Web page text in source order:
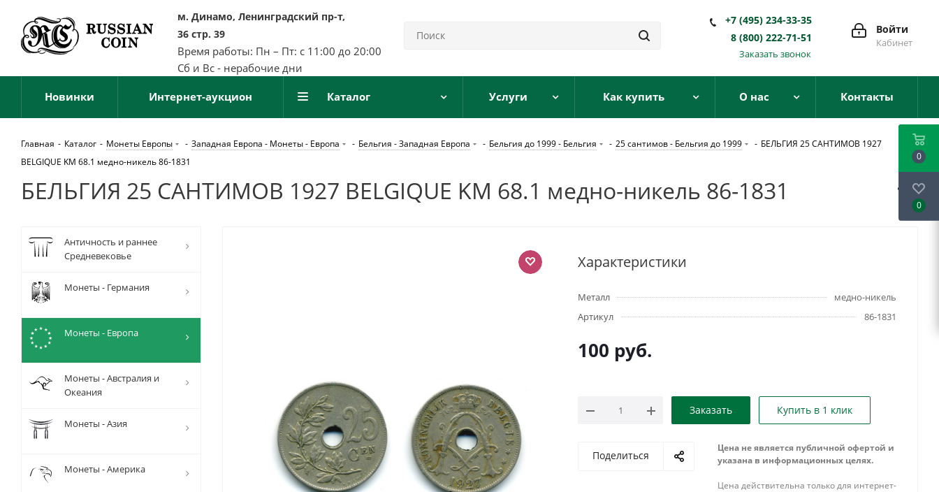
м. Динамо, Ленинградский пр-т,
36 стр. 39
Время работы: Пн – Пт: с 11:00 до 20:00
Сб и Вс - нерабочие дни
Войти
Кабинет
+7 (495) 234-33-35
8 (800) 222-71-51
Заказать звонок
Новинки Интернет-аукцион Каталог Услуги Как купить О нас Контакты
Главная - Каталог - Монеты Европы - Западная Европа - Монеты - Европа - Бельгия - Западная Европа - Бельгия до 1999 - Бельгия - 25 сантимов - Бельгия до 1999 - БЕЛЬГИЯ 25 САНТИМОВ 1927
BELGIQUE KM 68.1 медно-никель 86-1831
БЕЛЬГИЯ 25 САНТИМОВ 1927 BELGIQUE KM 68.1 медно-никель 86-1831
Характеристики
Металл
медно-никель
Артикул
86-1831
100 руб.
Заказать Купить в 1 клик
Поделиться
Цена не является публичной офертой и
указана в информационных целях.
Цена действительна только для интернет-
Античность и раннее
Средневековье
Монеты - Германия
Монеты - Европа
Монеты - Австралия и
Океания
Монеты - Азия
Монеты - Америка
0
0